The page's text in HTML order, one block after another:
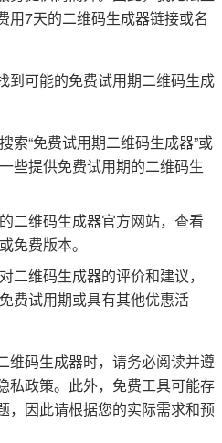
用7天的二维码生成器链接或名
到可能的免费试用期二维码生成
索“免费试用期二维码生成器”或
些提供免费试用期的二维码生
二维码生成器官方网站，查看
免费版本。
二维码生成器的评价和建议，
费试用期或具有其他优惠活
维码生成器时，请务必阅读并遵
私政策。此外，免费工具可能存
，因此请根据您的实际需求和预